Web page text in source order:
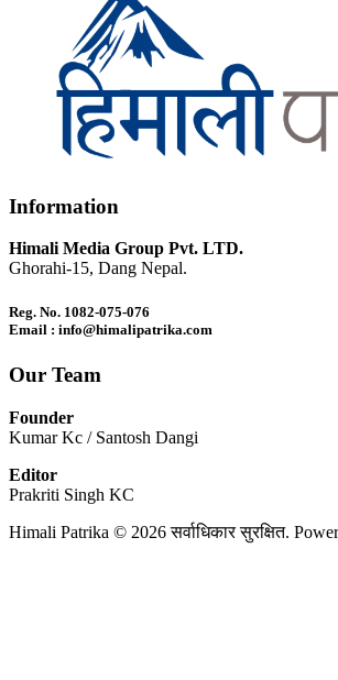
Information
Himali Media Group Pvt. LTD.
Ghorahi-15, Dang Nepal.
Reg. No. 1082-075-076
Email : info@himalipatrika.com
Our Team
Founder
Kumar Kc / Santosh Dangi
Editor
Prakriti Singh KC
Himali Patrika © 2026 सर्वाधिकार सुरक्षित.